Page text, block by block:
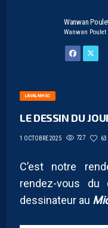
Wanwan
Wanwan Poulet
LAVAL-MHSC
LE DESSIN DU
1 OCTOBRE 2025 727 63
C’est notre
rendez-vous
dessinateur au